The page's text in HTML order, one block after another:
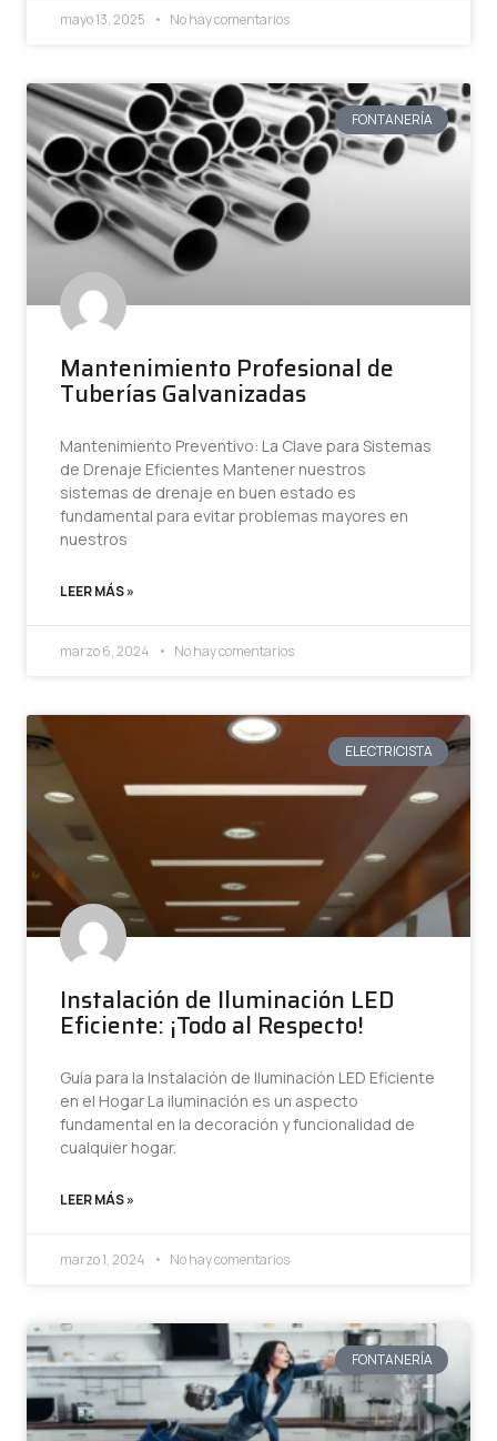
mayo 13, 2025 No hay comentarios
FONTANERÍA
Mantenimiento Profesional de
Tuberías Galvanizadas
Mantenimiento Preventivo: La Clave para Sistemas
de Drenaje Eficientes Mantener nuestros
sistemas de drenaje en buen estado es
fundamental para evitar problemas mayores en
nuestros
LEER MÁS »
marzo 6, 2024 No hay comentarios
ELECTRICISTA
Instalación de Iluminación LED
Eficiente: ¡Todo al Respecto!
Guía para la Instalación de Iluminación LED Eficiente
en el Hogar La iluminación es un aspecto
fundamental en la decoración y funcionalidad de
cualquier hogar.
LEER MÁS »
marzo 1, 2024 No hay comentarios
FONTANERÍA